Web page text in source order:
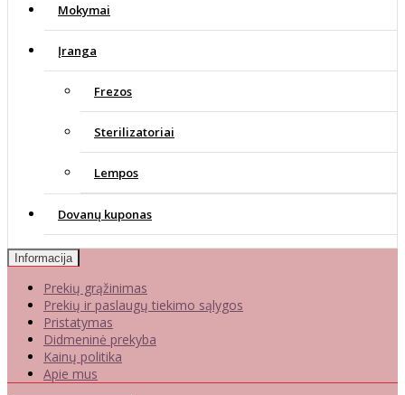
Mokymai
Įranga
Frezos
Sterilizatoriai
Lempos
Dovanų kuponas
Informacija
Prekių grąžinimas
Prekių ir paslaugų tiekimo sąlygos
Pristatymas
Didmeninė prekyba
Kainų politika
Apie mus